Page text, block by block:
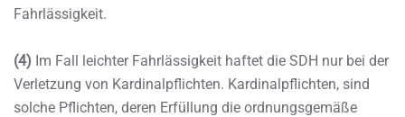
Fahrlässigkeit.
(4) Im Fall leichter Fahrlässigkeit haftet die SDH nur bei der
Verletzung von Kardinalpflichten. Kardinalpflichten, sind
solche Pflichten, deren Erfüllung die ordnungsgemäße